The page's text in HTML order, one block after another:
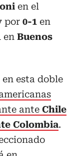
en el
por 0-1 en
en Buenos
en esta doble
ante Chile
Colombia.